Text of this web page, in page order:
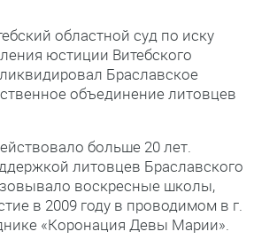
областной суд по иску
юстиции Витебского
Браславское
объединение литовцев
больше 20 лет.
литовцев Браславского
воскресные школы,
в 2009 году в проводимом в г.
«Коронация Девы Марии».